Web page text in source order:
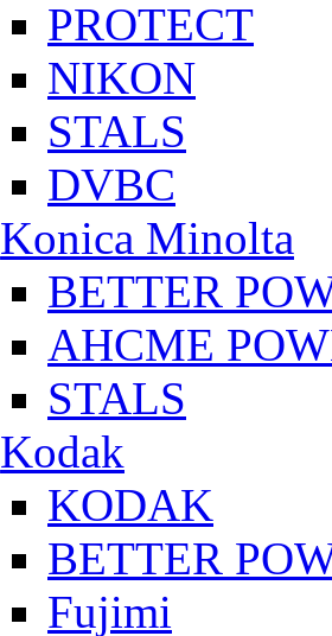
PROTECT
NIKON
STALS
DVBC
Konica Minolta
BETTER
AHCME
STALS
Kodak
KODAK
BETTER
Fujimi